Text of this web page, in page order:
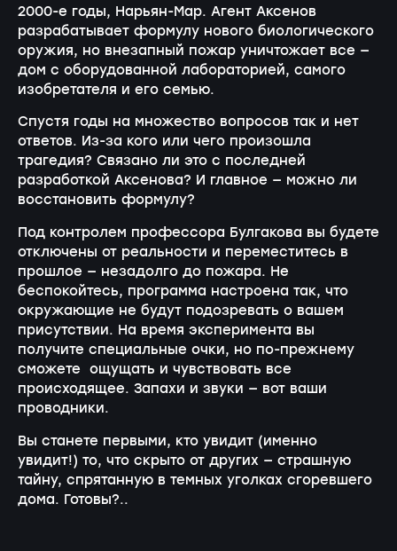
2000-е годы, Нарьян-Мар. Агент Аксенов
разрабатывает формулу нового биологического
оружия, но внезапный пожар уничтожает все —
дом с оборудованной лабораторией, самого
изобретателя и его семью.
Спустя годы на множество вопросов так и нет
ответов. Из-за кого или чего произошла
трагедия? Связано ли это с последней
разработкой Аксенова? И главное — можно ли
восстановить формулу?
Под контролем профессора Булгакова вы будете
отключены от реальности и переместитесь в
прошлое — незадолго до пожара. Не
беспокойтесь, программа настроена так, что
окружающие не будут подозревать о вашем
присутствии. На время эксперимента вы
получите специальные очки, но по-прежнему
сможете ощущать и чувствовать все
происходящее. Запахи и звуки — вот ваши
проводники.
Вы станете первыми, кто увидит (именно
увидит!) то, что скрыто от других — страшную
тайну, спрятанную в темных уголках сгоревшего
дома. Готовы?..